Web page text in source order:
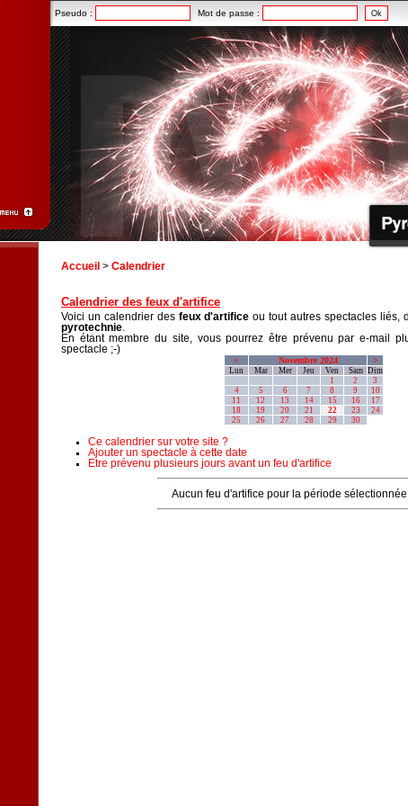
Accueil > Calendrier
Calendrier des feux d'artifice
Voici un calendrier des feux d'artifice ou tout autres spectacles liés,
pyrotechnie
En étant membre du site, vous pourrez être prévenu par e-mail
spectacle ;-)
< Novembre 2024 >
Lun Mar Mer Jeu Ven Sam Dim
1
2
3
4
5 6 7 8 9
10
11
12 13 14 15 16
17
18
19 20 21 22 23
24
25
26 27 28 29 30
Ce calendrier sur votre site ?
Ajouter un spectacle à cette date
Etre prévenu plusieurs jours avant un feu d'artifice
Aucun feu d'artifice pour la période
Pseudo : Mot de passe :